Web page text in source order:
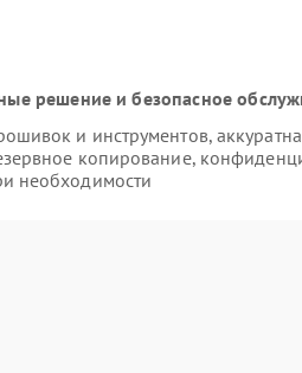
решение и безопасное
и инструментов,
копирование,
необходимости